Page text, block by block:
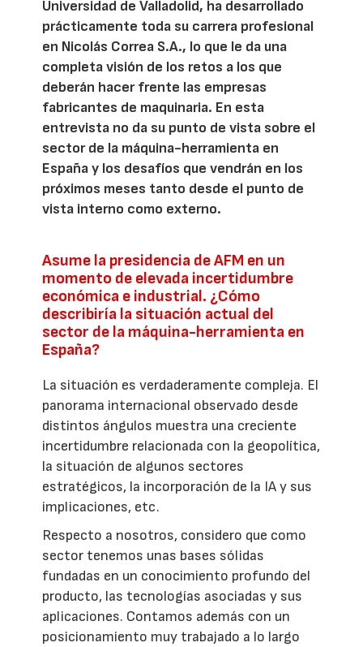
Universidad de Valladolid, ha desarrollado
prácticamente toda su carrera profesional
en Nicolás Correa S.A., lo que le da una
completa visión de los retos a los que
deberán hacer frente las empresas
fabricantes de maquinaria. En esta
entrevista no da su punto de vista sobre el
sector de la máquina-herramienta en
España y los desafíos que vendrán en los
próximos meses tanto desde el punto de
vista interno como externo.
Asume la presidencia de AFM en un
momento de elevada incertidumbre
económica e industrial. ¿Cómo
describiría la situación actual del
sector de la máquina-herramienta en
España?
La situación es verdaderamente compleja. El
panorama internacional observado desde
distintos ángulos muestra una creciente
incertidumbre relacionada con la geopolítica,
la situación de algunos sectores
estratégicos, la incorporación de la IA y sus
implicaciones, etc.
Respecto a nosotros, considero que como
sector tenemos unas bases sólidas
fundadas en un conocimiento profundo del
producto, las tecnologías asociadas y sus
aplicaciones. Contamos además con un
posicionamiento muy trabajado a lo largo